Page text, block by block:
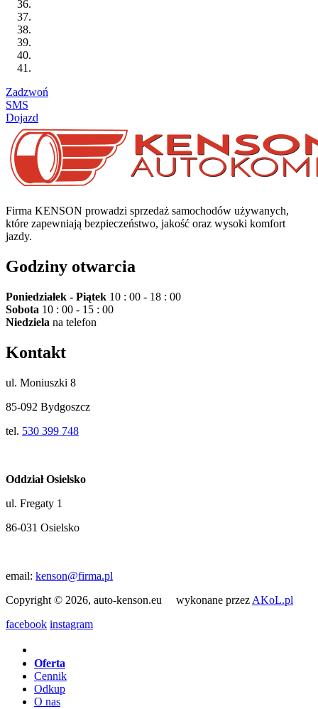
Zadzwoń
SMS
Dojazd
Firma KENSON prowadzi sprzedaż samochodów używanych,
które zapewniają bezpieczeństwo, jakość oraz wysoki komfort
jazdy.
Godziny otwarcia
Poniedziałek - Piątek 10 : 00 - 18 : 00
Sobota 10 : 00 - 15 : 00
Niedziela na telefon
Kontakt
ul. Moniuszki 8
85-092 Bydgoszcz
tel. 530 399 748
Oddział Osielsko
ul. Fregaty 1
86-031 Osielsko
email: kenson@firma.pl
Copyright © 2026, auto-kenson.eu wykonane przez AKoL.pl
facebook instagram
Oferta
Cennik
Odkup
O nas